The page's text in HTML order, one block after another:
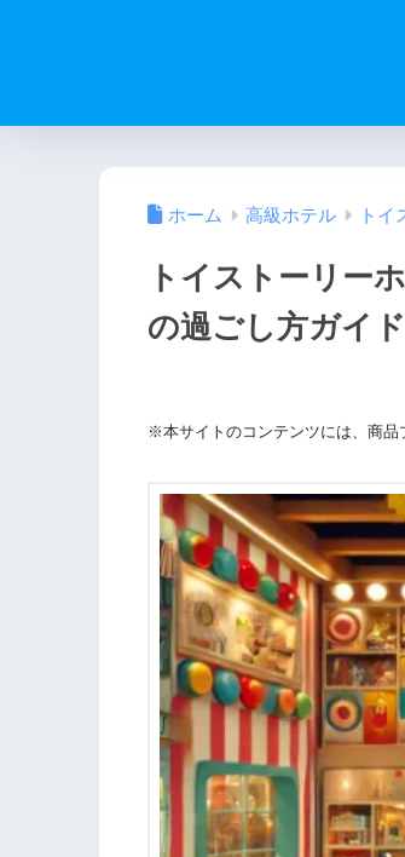
ホーム 高級ホテル トイ
トイストーリー
の過ごし方ガイド
※本サイトのコンテンツには、商品